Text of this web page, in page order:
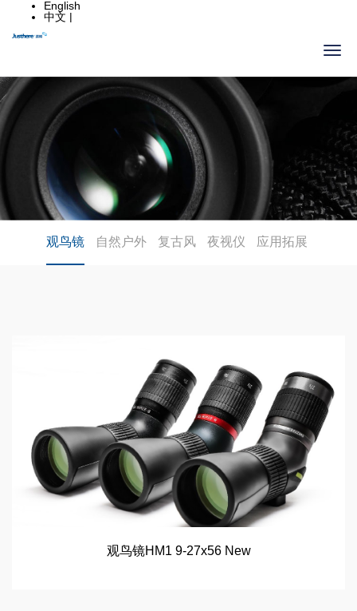
English
中文 |
观鸟镜 自然户外 复古风 夜视仪 应用拓展
观鸟镜HM1 9-27x56 New